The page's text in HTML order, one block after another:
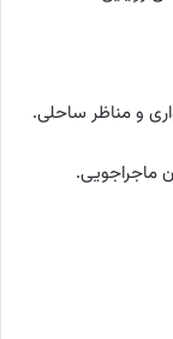
و مناظر ساحلی.
ماجراجویی.